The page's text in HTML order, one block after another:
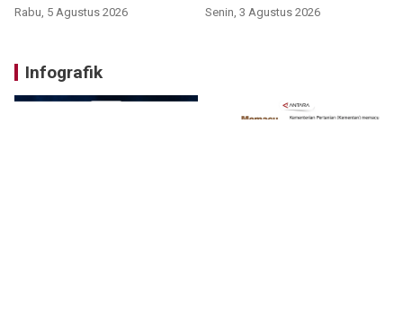
Rabu, 5 Agustus 2026 Senin, 3 Agustus 2026
Infografik